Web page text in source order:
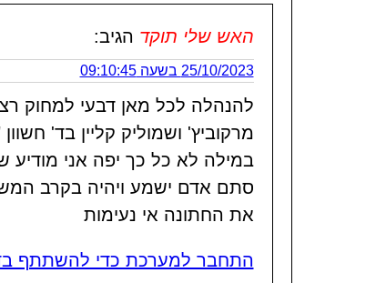
האש שלי תוקד הגיב:
25/10/2023 בשעה 09:10:45
מרקוביץ' ושמוליק קליין בד'
במילה לא כל כך יפה אני
סתם אדם ישמע ויהיה בקרב
את החתונה אי נעימות
התחבר למערכת כדי להשתתף